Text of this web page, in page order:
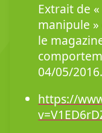
Extrait de
manipule »
le
04/05/2016.
https://